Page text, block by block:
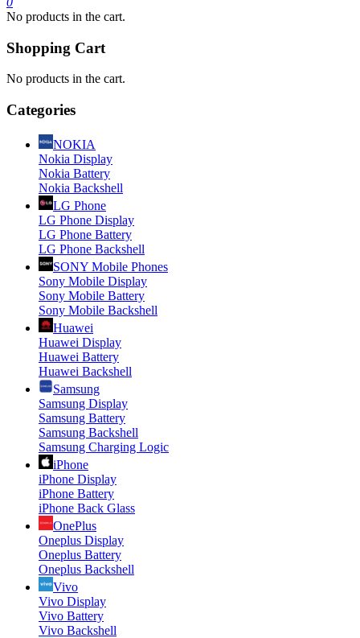
No products in the cart.
Shopping Cart
No products in the cart.
Categories
NOKIA
Nokia Display
Nokia Battery
Nokia Backshell
LG Phone
LG Phone Display
LG Phone Battery
LG Phone Backshell
SONY Mobile Phones
Sony Mobile Display
Sony Mobile Battery
Sony Mobile Backshell
Huawei
Huawei Display
Huawei Battery
Huawei Backshell
Samsung
Samsung Display
Samsung Battery
Samsung Backshell
Samsung Charging Logic
iPhone
iPhone Display
iPhone Battery
iPhone Back Glass
OnePlus
Oneplus Display
Oneplus Battery
Oneplus Backshell
Vivo
Vivo Display
Vivo Battery
Vivo Backshell